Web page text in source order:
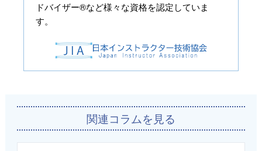
ドバイザー®など様々な資格を認定していま
す。
関連コラムを見る